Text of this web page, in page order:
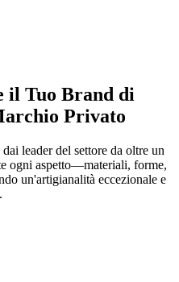
il Tuo Brand di
Privato
leader del settore da oltre un
ogni aspetto—materiali, forme,
un'artigianalità eccezionale e